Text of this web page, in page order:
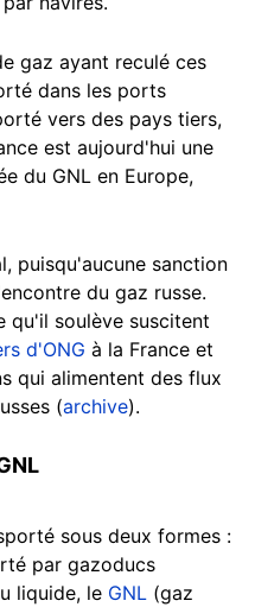
gaz ayant reculé ces
dans les ports
vers des pays tiers,
est aujourd'hui une
du GNL en Europe,
puisqu'aucune sanction
du gaz russe.
qu'il soulève suscitent
d'ONG à la France et
qui alimentent des flux
(archive).
sous deux formes :
par gazoducs
liquide, le GNL (gaz